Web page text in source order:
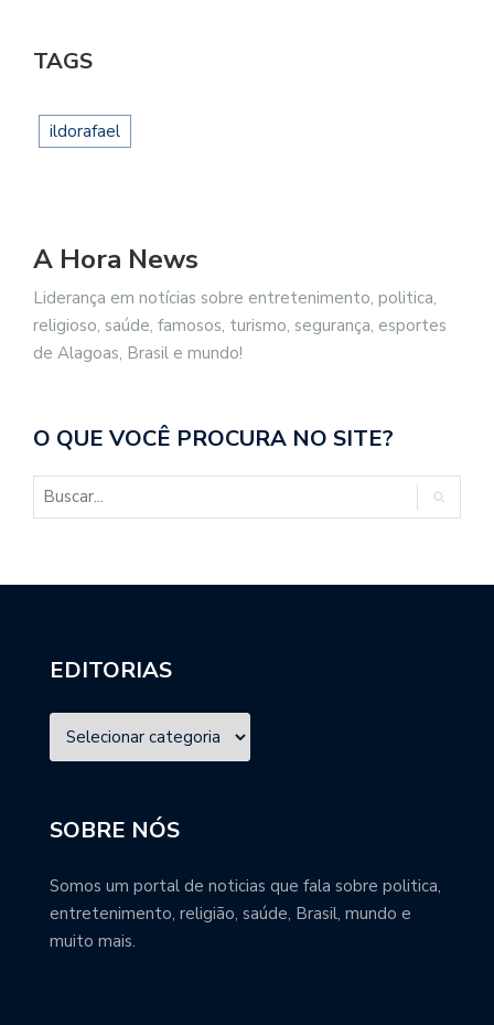
TAGS
ildorafael
A Hora News
Liderança em notícias sobre entretenimento, politica,
religioso, saúde, famosos, turismo, segurança, esportes
de Alagoas, Brasil e mundo!
O QUE VOCÊ PROCURA NO SITE?
EDITORIAS
SOBRE NÓS
Somos um portal de noticias que fala sobre politica,
entretenimento, religião, saúde, Brasil, mundo e
muito mais.